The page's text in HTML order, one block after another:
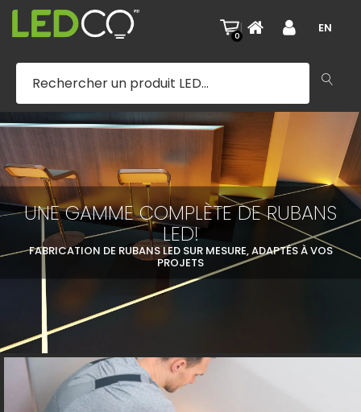
0
| EN
UNE GAMME COMPLÈTE DE RUBANS
LED!
FABRICATION DE RUBANS LED SUR MESURE, ADAPTÉS À VOS
PROJETS